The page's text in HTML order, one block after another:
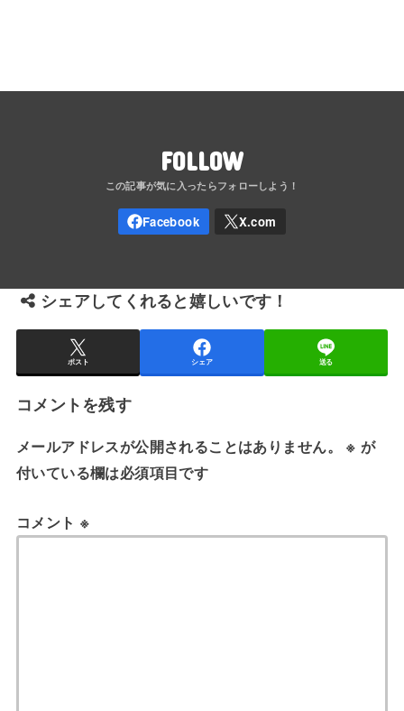
FOLLOW
シェアしてくれると嬉しいです！
ポスト シェア 送る
コメントを残す
メールアドレスが公開されることはありません。 ※ が
付いている欄は必須項目です
コメント ※